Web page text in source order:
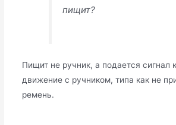
пищит?
Пищит не ручник, а подается сигнал
движение с ручником, типа как не
ремень.